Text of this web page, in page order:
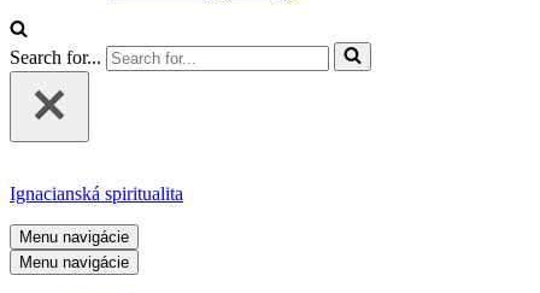
Search for...
Ignacianská spiritualita
Menu navigácie
Menu navigácie